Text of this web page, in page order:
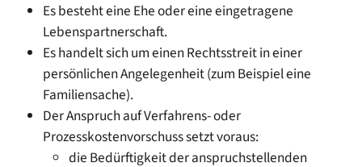
Es besteht eine Ehe oder eine eingetragene
Lebenspartnerschaft.
Es handelt sich um einen Rechtsstreit in einer
persönlichen Angelegenheit(zum Beispiel eine
Familiensache).
Der Anspruch auf Verfahrens- oder
Prozesskostenvorschuss setzt voraus:
die Bedürftigkeit der anspruchstellenden